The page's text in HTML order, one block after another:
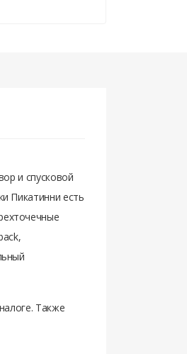
и спусковой
Пикатинни есть
Также